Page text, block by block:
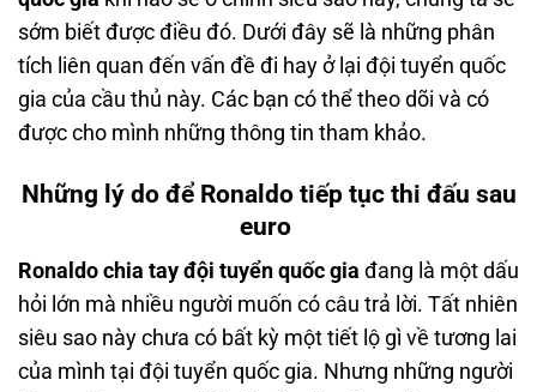
sớm biết được điều đó. Dưới đây sẽ là những phân
tích liên quan đến vấn đề đi hay ở lại đội tuyển quốc
gia của cầu thủ này. Các bạn có thể theo dõi và có
được cho mình những thông tin tham khảo.
Những lý do để Ronaldo tiếp tục thi đấu sau
euro
Ronaldo chia tay đội tuyển quốc gia đang là một dấu
hỏi lớn mà nhiều người muốn có câu trả lời. Tất nhiên
siêu sao này chưa có bất kỳ một tiết lộ gì về tương lai
của mình tại đội tuyển quốc gia. Nhưng những người